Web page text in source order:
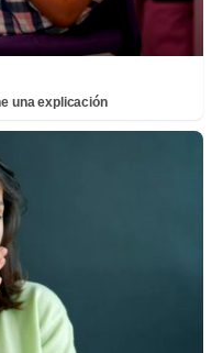
una explicación